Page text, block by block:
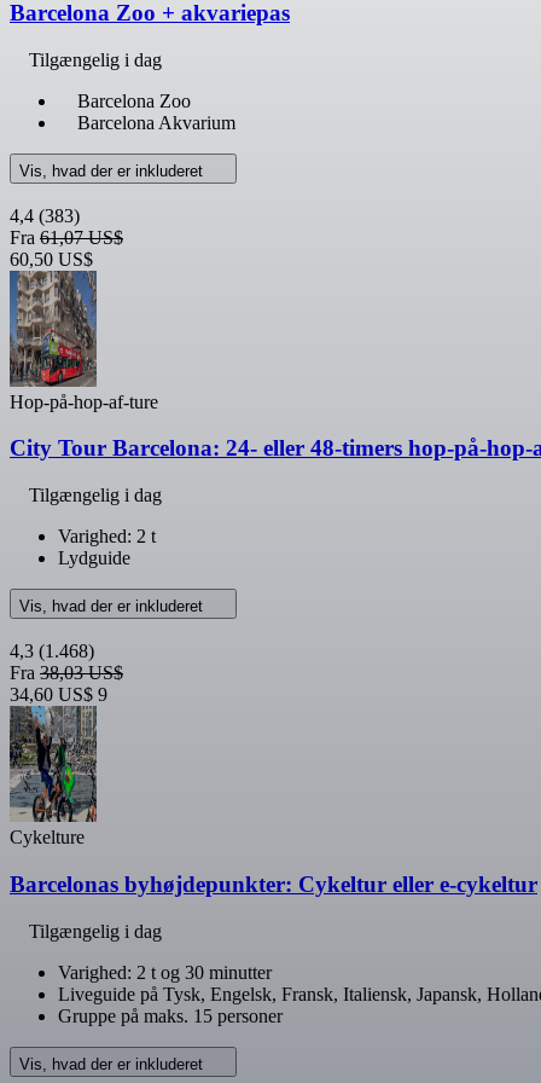
Barcelona Zoo + akvariepas
Tilgængelig i dag
Barcelona Zoo
Barcelona Akvarium
Vis, hvad der er inkluderet
4,4 (383)
Fra 61,07 US$
60,50 US$
Hop-på-hop-af-ture
City Tour Barcelona: 24- eller 48-timers hop-på-
Tilgængelig i dag
Varighed: 2 t
Lydguide
Vis, hvad der er inkluderet
4,3 (1.468)
Fra 38,03 US$
34,60 US$ 9
Cykelture
Barcelonas byhøjdepunkter: Cykeltur eller e-cykeltur
Tilgængelig i dag
Varighed: 2 t og 30 minutter
Liveguide på Tysk, Engelsk, Fransk, Italiensk, Japansk,
Gruppe på maks. 15 personer
Vis, hvad der er inkluderet